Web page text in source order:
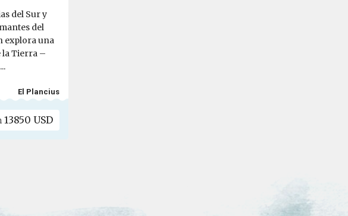
del Sur y
del
explora una
la Tierra –
El Plancius
13850 USD